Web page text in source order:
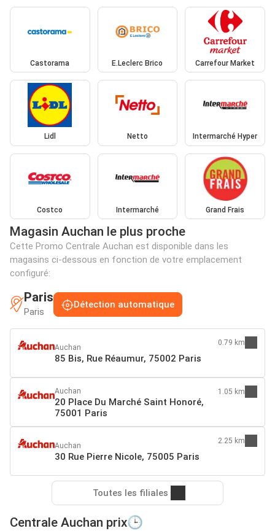
Castorama E.Leclerc Brico Carrefour Market
Lidl Netto Intermarché Hyper
Costco Intermarché Grand Frais
Magasin Auchan le plus proche
Cette Promo Centrale Auchan est disponible dans les
magasins ci-dessous en fonction de votre emplacement
configuré:
Paris
Paris
Détection automatique
Auchan
85 Bis, Rue Réaumur, 75002 Paris
0.79 km
Auchan
20 Place Du Marché Saint Honoré,
75001 Paris
1.05 km
Auchan
30 Rue Pierre Nicole, 75005 Paris
2.25 km
Toutes les filiales
Centrale Auchan prix🕒